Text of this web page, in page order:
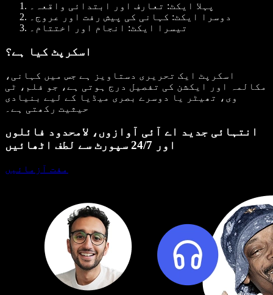
پہلا ایکٹ: تعارف اور ابتدائی واقعہ۔
دوسرا ایکٹ: کہانی کی پیش رفت اور عروج۔
تیسرا ایکٹ: انجام اور اختتام۔
اسکرپٹ کیا ہے؟
اسکرپٹ ایک تحریری دستاویز ہے جس میں کہانی،
مکالمہ اور ایکشن کی تفصیل درج ہوتی ہے، جو فلم، ٹی
وی، تھیٹر یا دوسرے بصری میڈیا کے لیے بنیادی
حیثیت رکھتی ہے۔
انتہائی جدید اے آئی آوازوں، لامحدود فائلوں
اور 24/7 سپورٹ سے لطف اٹھائیں
مفت آزمائیں